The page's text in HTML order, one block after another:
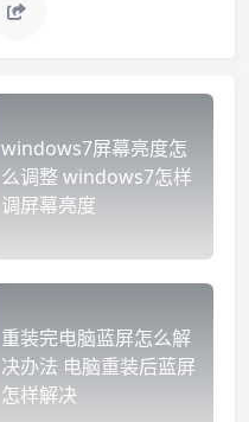
windows7屏幕亮度怎
么调整 windows7怎样
调屏幕亮度
重装完电脑蓝屏怎么解
决办法 电脑重装后蓝屏
怎样解决